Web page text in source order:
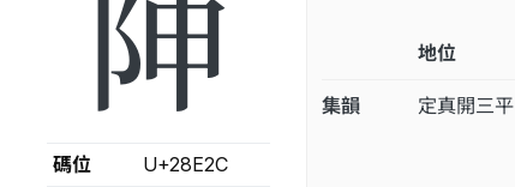
碼位
U+28E2C
地位
集韻 定真開三平